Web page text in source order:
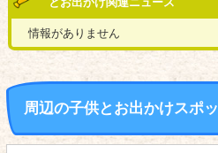
とお出かけ関連ニュース
情報がありません
周辺の子供とお出かけスポ